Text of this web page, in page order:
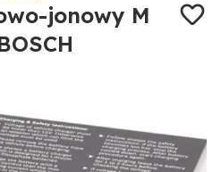
jonowy M